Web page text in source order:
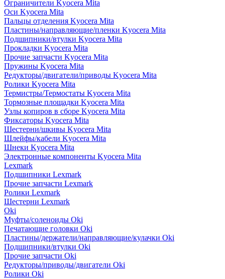
Ограничители Kyocera Mita
Оси Kyocera Mita
Пальцы отделения Kyocera Mita
Пластины/направляющие/пленки Kyocera Mita
Подшипники/втулки Kyocera Mita
Прокладки Kyocera Mita
Прочие запчасти Kyocera Mita
Пружины Kyocera Mita
Редукторы/двигатели/приводы Kyocera Mita
Ролики Kyocera Mita
Термистры/Термостаты Kyocera Mita
Тормозные площадки Kyocera Mita
Узлы копиров в сборе Kyocera Mita
Фиксаторы Kyocera Mita
Шестерни/шкивы Kyocera Mita
Шлейфы/кабели Kyocera Mita
Шнеки Kyocera Mita
Электронные компоненты Kyocera Mita
Lexmark
Подшипники Lexmark
Прочие запчасти Lexmark
Ролики Lexmark
Шестерни Lexmark
Oki
Муфты/соленоиды Oki
Печатающие головки Oki
Пластины/держатели/направляющие/кулачки Oki
Подшипники/втулки Oki
Прочие запчасти Oki
Редукторы/приводы/двигатели Oki
Ролики Oki